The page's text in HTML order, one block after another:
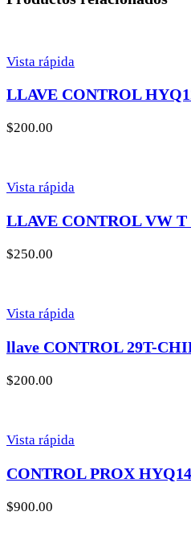
Vista rápida
LLAVE CONTROL
$200.00
Vista rápida
LLAVE CONTROL VW
$250.00
Vista rápida
llave CONTROL 29T-
$200.00
Vista rápida
CONTROL PROX
$900.00